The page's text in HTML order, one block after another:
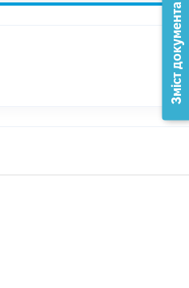
Зміст документа